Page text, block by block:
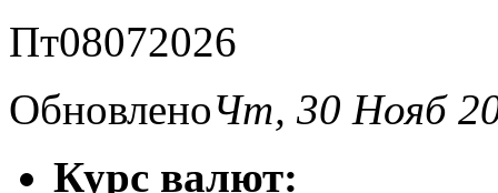
Пт08072026
ОбновленоЧт, 30 Нояб
Курс валют: